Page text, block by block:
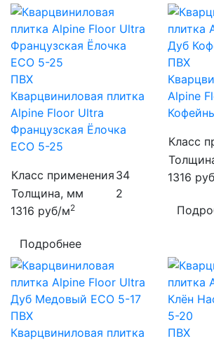
ПВХ
Кварцвиниловая плитка
Alpine Floor Ultra
Французская Ёлочка
ECO 5-25
Класс применения 34
Толщина, мм
2
1316 руб/м2
Подробнее
ПВХ
Alpine
Класс
1316
ПВХ
Кварцвиниловая плитка
ПВХ